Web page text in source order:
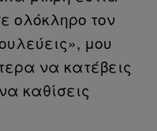
ολόκληρο τον
μου
να κατέβεις
καθίσεις